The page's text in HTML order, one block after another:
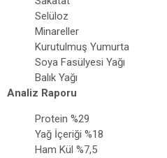
Selüloz
Minareller
Kurutulmuş Yumurta
Soya Fasülyesi Yağı
Balık Yağı
Analiz Raporu
Protein %29
Yağ İçeriği %18
Ham Kül %7,5